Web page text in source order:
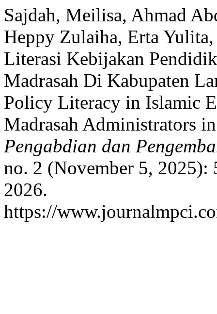
Sajdah, Meilisa, Ahmad
Heppy Zulaiha, Erta
Literasi Kebijakan
Madrasah Di Kabupaten
Policy Literacy in Islamic
Madrasah Administrators
Pengabdian dan
no. 2 (November 5, 2025):
2026.
https://